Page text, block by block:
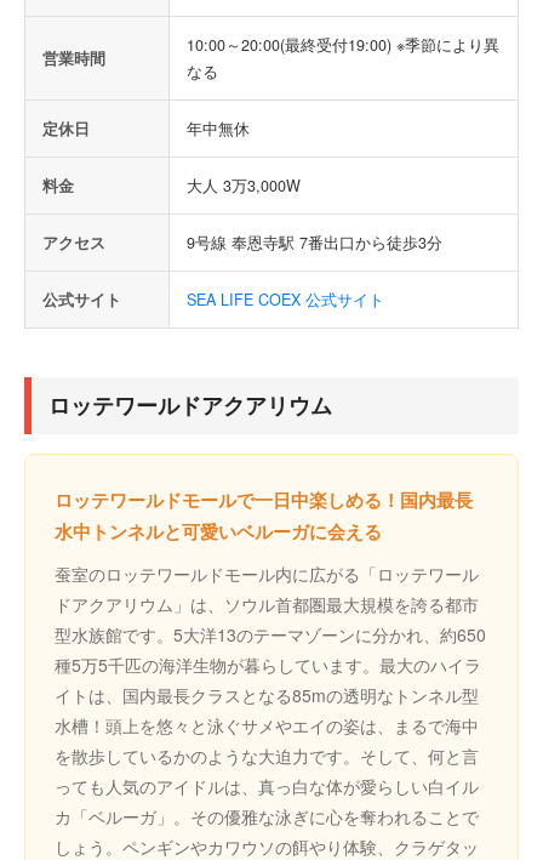
営業時間
10:00～20:00(最終受付19:00) ※季節により異
なる
定休日 年中無休
料金 大人 3万3,000W
アクセス 9号線 奉恩寺駅 7番出口から徒歩3分
公式サイト SEA LIFE COEX 公式サイト
ロッテワールドアクアリウム
ロッテワールドモールで一日中楽しめる！国内最長
水中トンネルと可愛いベルーガに会える
蚕室のロッテワールドモール内に広がる「ロッテワール
ドアクアリウム」は、ソウル首都圏最大規模を誇る都市
型水族館です。5大洋13のテーマゾーンに分かれ、約650
種5万5千匹の海洋生物が暮らしています。最大のハイラ
イトは、国内最長クラスとなる85mの透明なトンネル型
水槽！頭上を悠々と泳ぐサメやエイの姿は、まるで海中
を散歩しているかのような大迫力です。そして、何と言
っても人気のアイドルは、真っ白な体が愛らしい白イル
カ「ベルーガ」。その優雅な泳ぎに心を奪われることで
しょう。ペンギンやカワウソの餌やり体験、クラゲタッ